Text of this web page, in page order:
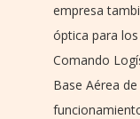
empresa
óptica para
Comando
Base Aérea